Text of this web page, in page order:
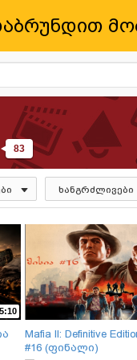
83
ხანგრძლივები
Mafia II: Definitive
#16 (ფინალი)